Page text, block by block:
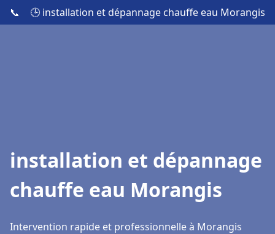
📞 🕒 installation et dépannage chauffe eau Morangis
installation et dépannage
chauffe eau Morangis
Intervention rapide et professionnelle à Morangis